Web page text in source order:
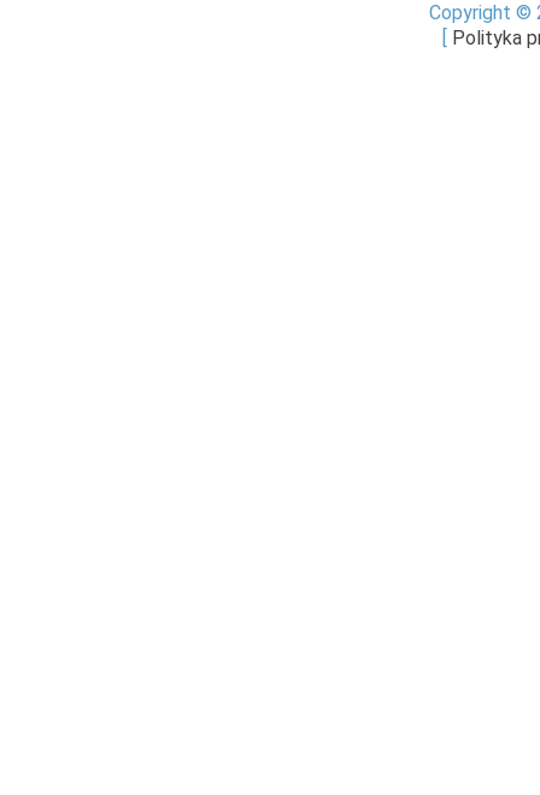
Copyright ©
[ Polityka